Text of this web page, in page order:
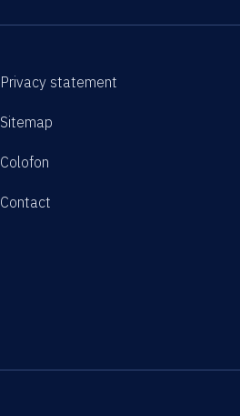
Privacy statement
Sitemap
Colofon
Contact